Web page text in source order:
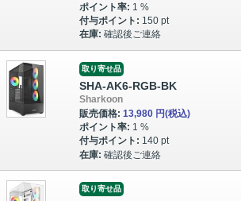
ポイント率: 1 %
付与ポイント: 150 pt
在庫: 確認後ご連絡
取り寄せ品
SHA-AK6-RGB-BK
Sharkoon
販売価格: 13,980 円(税込)
ポイント率: 1 %
付与ポイント: 140 pt
在庫: 確認後ご連絡
取り寄せ品